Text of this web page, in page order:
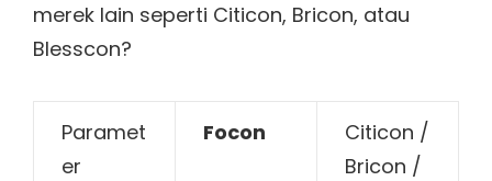
merek lain seperti Citicon, Bricon, atau
Blesscon?
Paramet
er
Focon
Citicon /
Bricon /